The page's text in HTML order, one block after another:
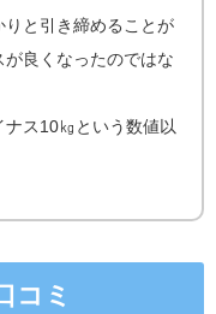
りと引き締めることが
良くなったのではな
ス10㎏という数値以
コミ